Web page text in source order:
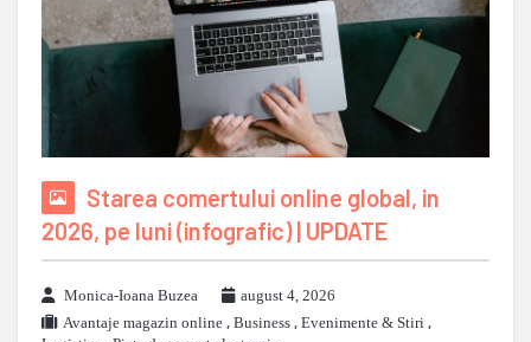
Starea comertului online global, in
2026, pe luni (infografic) | UPDATE
Monica-Ioana Buzea
august 4, 2026
Avantaje magazin online , Business , Evenimente & Stiri ,